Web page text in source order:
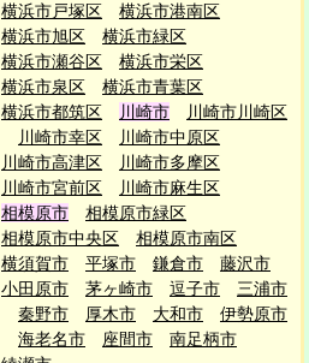
横浜市戸塚区
横浜市港南区
横浜市旭区
横浜市緑区
横浜市瀬谷区
横浜市栄区
横浜市泉区
横浜市青葉区
横浜市都筑区
川崎市
川崎市川崎区
川崎市幸区
川崎市中原区
川崎市高津区
川崎市多摩区
川崎市宮前区
川崎市麻生区
相模原市
相模原市緑区
相模原市中央区
相模原市南区
横須賀市
平塚市 鎌倉市
藤沢市
小田原市
茅ヶ崎市 逗子市
三浦市
秦野市
厚木市 大和市
伊勢原市
海老名市
座間市
南足柄市